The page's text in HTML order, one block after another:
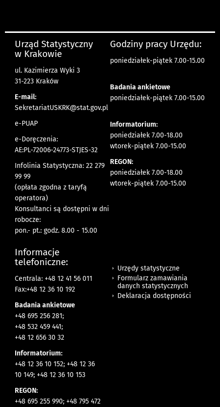
Urząd Statystyczny
w Krakowie
ul. Kazimierza Wyki 3
31-223 Kraków
E-mail:
SekretariatUSKRK@stat.gov.pl
e-PUAP
e-Doręczenia:
AE:PL-72006-24773-STJES-32
Infolinia Statystyczna: 22 279
99 99
(opłata zgodna z taryfą
operatora)
Konsultanci są dostępni w dni
robocze:
pon.- pt.: godz. 8.00 - 15.00
Godziny pracy Urzędu:
poniedziałek-piątek 7.00-15.00
Badania ankietowe
poniedziałek-piątek 7.00-15.00
Informatorium:
poniedziałek 7.00-18.00
wtorek-piątek 7.00-15.00
REGON:
poniedziałek 7.00-18.00
wtorek-piątek 7.00-15.00
Informacje
telefoniczne:
Centrala: +48 12 41 56 011
Fax:+48 12 36 10 192
Badania ankietowe
+48 695 256 281;
+48 532 459 441;
+48 12 656 30 32
Informatorium:
+48 12 36 10 152; +48 12 36
10 149; +48 12 36 10 153
REGON:
+48 695 255 990; +48 795 472
Urzędy statystyczne
Formularz zamawiania
danych statystycznych
Deklaracja dostępności